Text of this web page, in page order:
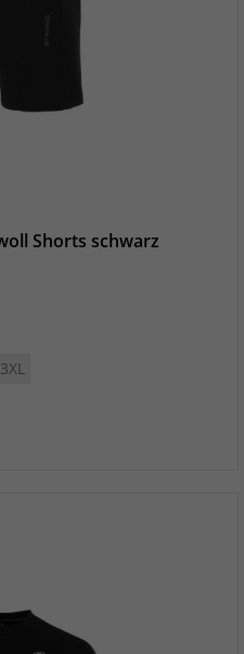
Shorts schwarz
3XL